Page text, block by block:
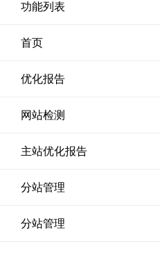
功能列表
首页
优化报告
网站检测
主站优化报告
分站管理
分站管理